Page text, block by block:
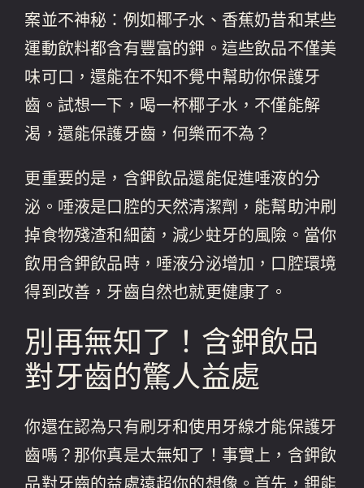
案並不神秘：例如椰子水、香蕉奶昔和某些
運動飲料都含有豐富的鉀。這些飲品不僅美
味可口，還能在不知不覺中幫助你保護牙
齒。試想一下，喝一杯椰子水，不僅能解
渴，還能保護牙齒，何樂而不為？
更重要的是，含鉀飲品還能促進唾液的分
泌。唾液是口腔的天然清潔劑，能幫助沖刷
掉食物殘渣和細菌，減少蛀牙的風險。當你
飲用含鉀飲品時，唾液分泌增加，口腔環境
得到改善，牙齒自然也就更健康了。
別再無知了！含鉀飲品
對牙齒的驚人益處
你還在認為只有刷牙和使用牙線才能保護牙
齒嗎？那你真是太無知了！事實上，含鉀飲
品對牙齒的益處遠超你的想像。首先，鉀能